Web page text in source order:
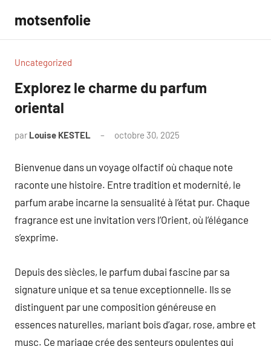
contenu
motsenfolie
Uncategorized
Explorez le charme du parfum
oriental
par Louise KESTEL octobre 30, 2025
Bienvenue dans un voyage olfactif où chaque note
raconte une histoire. Entre tradition et modernité, le
parfum arabe incarne la sensualité à l’état pur. Chaque
fragrance est une invitation vers l’Orient, où l’élégance
s’exprime.
Depuis des siècles, le parfum dubai fascine par sa
signature unique et sa tenue exceptionnelle. Ils se
distinguent par une composition généreuse en
essences naturelles, mariant bois d’agar, rose, ambre et
musc. Ce mariage crée des senteurs opulentes qui